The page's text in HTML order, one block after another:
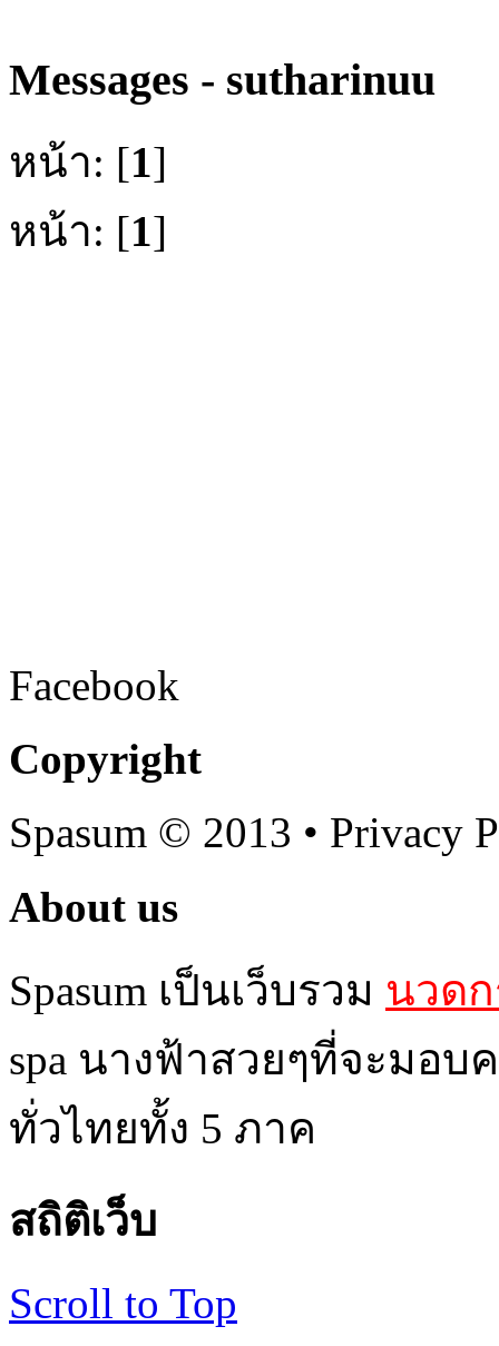
Messages - sutharinuu
หน้า: [1]
หน้า: [1]
Facebook
Copyright
Spasum © 2013 • Privacy
About us
Spasum เป็นเว็บรวม นวด
spa นางฟ้าสวยๆที่จะมอ
ทั่วไทยทั้ง 5 ภาค
สถิติเว็บ
Scroll to Top